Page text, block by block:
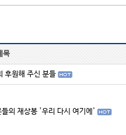
목
후원해 주신 분들
의 재상봉 '우리 다시 여기에'